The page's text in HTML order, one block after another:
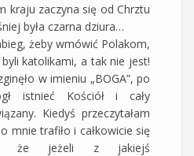
kraju zaczyna się od Chrztu
była czarna dziura…
żeby wmówić Polakom,
katolikami, a tak nie jest!
w imieniu „BOGA”, po
istnieć Kościół i cały
Kiedyś przeczytałam
mnie trafiło i całkowicie się
że jeżeli z jakiejś